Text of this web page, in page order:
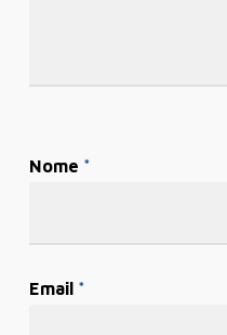
Nome *
Email *